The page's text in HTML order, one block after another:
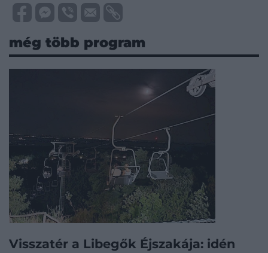
még több program
Visszatér a Libegők Éjszakája: idén